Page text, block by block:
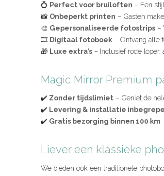
💍 Perfect voor bruiloften – Een
📸 Onbeperkt printen – Gasten
🎨 Gepersonaliseerde fotostrips –
🎞️ Digitaal fotoboek – Ontvang alle
🎁 Luxe extra’s – Inclusief rode loper,
Magic Mirror Premium
✔️ Zonder tijdslimiet – Geniet de
✔️ Levering & installatie
✔️ Gratis bezorging binnen 100 km
Liever een klassieke
We bieden ook een traditionele